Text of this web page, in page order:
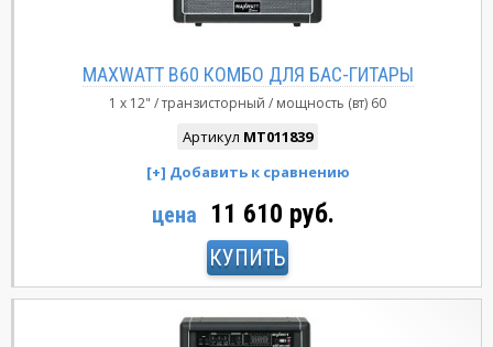
MAXWATT B60 КОМБО ДЛЯ БАС-ГИТАРЫ
1 x 12" транзисторный мощность (вт) 60
Артикул MT011839
цена 11 610 руб.
КУПИТЬ